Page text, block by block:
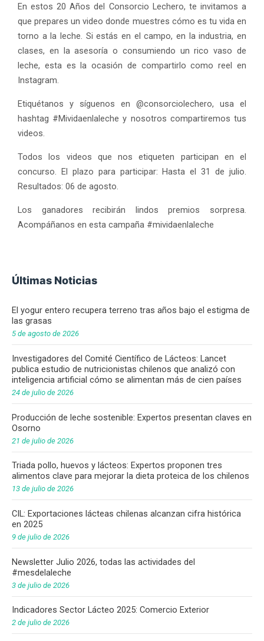
En estos 20 Años del Consorcio Lechero, te invitamos a
que prepares un video donde muestres cómo es tu vida en
torno a la leche. Si estás en el campo, en la industria, en
clases, en la asesoría o consumiendo un rico vaso de
leche, esta es la ocasión de compartirlo como reel en
Instagram.
Etiquétanos y síguenos en @consorciolechero, usa el
hashtag #Mividaenlaleche y nosotros compartiremos tus
videos.
Todos los videos que nos etiqueten participan en el
concurso. El plazo para participar: Hasta el 31 de julio.
Resultados: 06 de agosto.
Los ganadores recibirán lindos premios sorpresa.
Acompáñanos en esta campaña #mividaenlaleche
Últimas Noticias
El yogur entero recupera terreno tras años bajo el estigma de
las grasas
5 de agosto de 2026
Investigadores del Comité Científico de Lácteos: Lancet
publica estudio de nutricionistas chilenos que analizó con
inteligencia artificial cómo se alimentan más de cien países
24 de julio de 2026
Producción de leche sostenible: Expertos presentan claves en
Osorno
21 de julio de 2026
Triada pollo, huevos y lácteos: Expertos proponen tres
alimentos clave para mejorar la dieta proteica de los chilenos
13 de julio de 2026
CIL: Exportaciones lácteas chilenas alcanzan cifra histórica
en 2025
9 de julio de 2026
Newsletter Julio 2026, todas las actividades del
#mesdelaleche
3 de julio de 2026
Indicadores Sector Lácteo 2025: Comercio Exterior
2 de julio de 2026